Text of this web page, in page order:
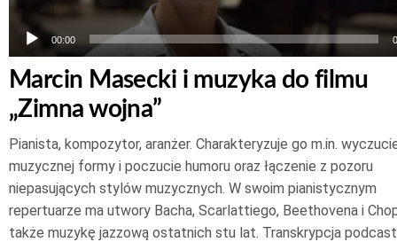
00:00
Marcin Masecki i muzyka do filmu
„Zimna wojna”
Pianista, kompozytor, aranżer. Charakteryzuje go m.in.
muzycznej formy i poczucie humoru oraz łączenie z pozoru
niepasujących stylów muzycznych. W swoim pianistycznym
repertuarze ma utwory Bacha, Scarlattiego, Beethovena i
także muzykę jazzową ostatnich stu lat. Transkrypcja